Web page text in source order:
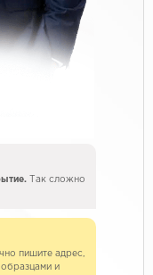
Так сложно
пишите адрес,
и